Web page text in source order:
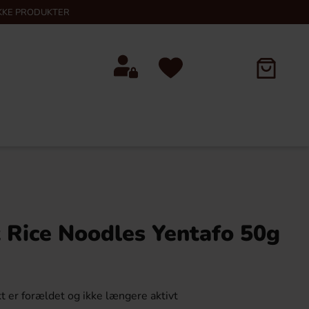
PRODUKTER
Noodles Yentafo 50g
er forældet og ikke længere aktivt